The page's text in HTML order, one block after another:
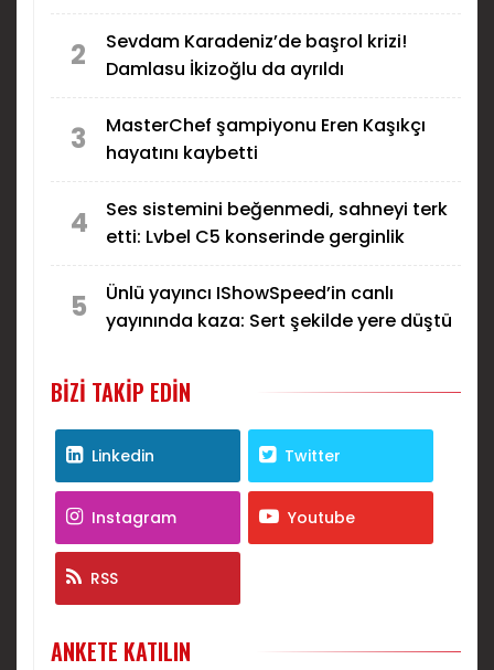
2
Sevdam Karadeniz’de başrol krizi!
Damlasu İkizoğlu da ayrıldı
3
MasterChef şampiyonu Eren Kaşıkçı
hayatını kaybetti
4
Ses sistemini beğenmedi, sahneyi terk
etti: Lvbel C5 konserinde gerginlik
5
Ünlü yayıncı IShowSpeed’in canlı
yayınında kaza: Sert şekilde yere düştü
BIZI TAKIP EDIN
Linkedin Twitter
Instagram Youtube
RSS
ANKETE KATILIN